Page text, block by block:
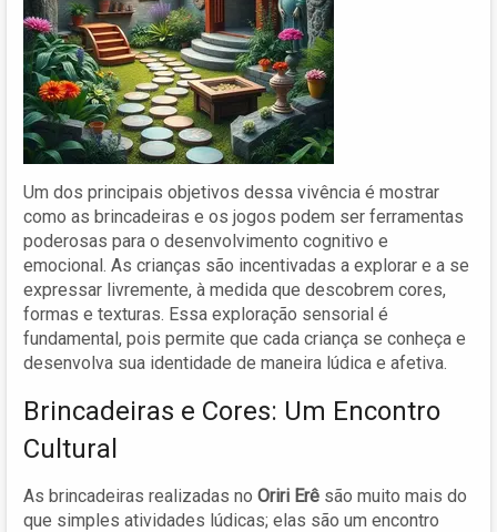
Um dos principais objetivos dessa vivência é mostrar
como as brincadeiras e os jogos podem ser ferramentas
poderosas para o desenvolvimento cognitivo e
emocional. As crianças são incentivadas a explorar e a se
expressar livremente, à medida que descobrem cores,
formas e texturas. Essa exploração sensorial é
fundamental, pois permite que cada criança se conheça e
desenvolva sua identidade de maneira lúdica e afetiva.
Brincadeiras e Cores: Um Encontro
Cultural
As brincadeiras realizadas no Oriri Erê são muito mais do
que simples atividades lúdicas; elas são um encontro